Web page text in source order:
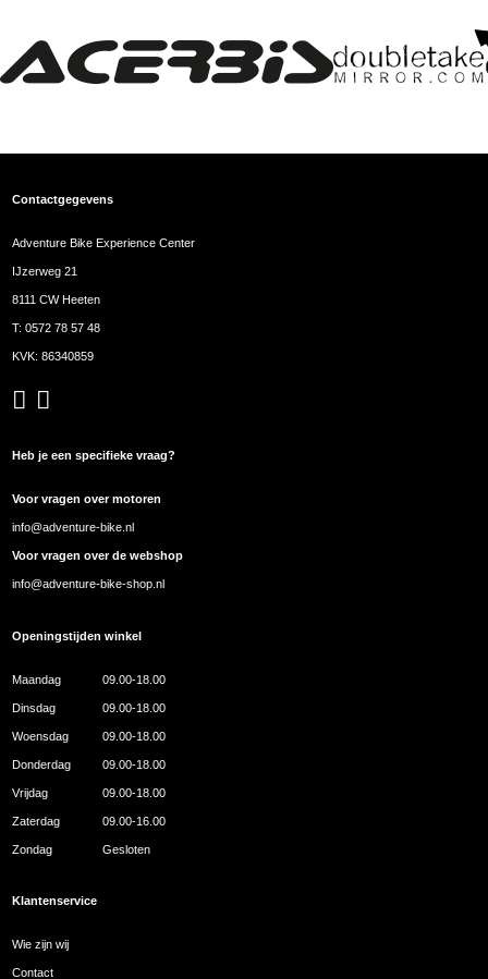
Contactgegevens
Adventure Bike Experience Center
IJzerweg 21
8111 CW Heeten
T:0572 78 57 48
KVK: 86340859
Heb je een specifieke vraag?
Voor vragen over motoren
info@adventure-bike.nl
Voor vragen over de webshop
info@adventure-bike-shop.nl
Openingstijden winkel
Maandag 09.00-18.00
Dinsdag 09.00-18.00
Woensdag 09.00-18.00
Donderdag 09.00-18.00
Vrijdag 09.00-18.00
Zaterdag 09.00-16.00
Zondag Gesloten
Klantenservice
Wie zijn wij
Contact